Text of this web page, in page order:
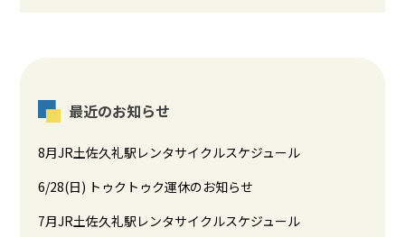
最近のお知らせ
8月JR土佐久礼駅レンタサイクルスケジュール
6/28(日) トゥクトゥク運休のお知らせ
7月JR土佐久礼駅レンタサイクルスケジュール